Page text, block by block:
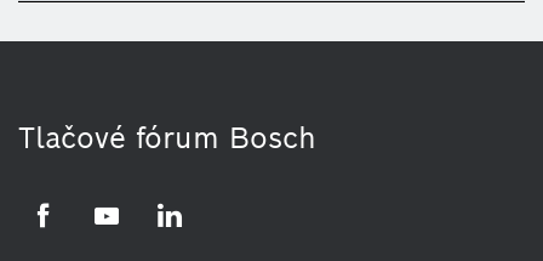
Tlačové fórum Bosch